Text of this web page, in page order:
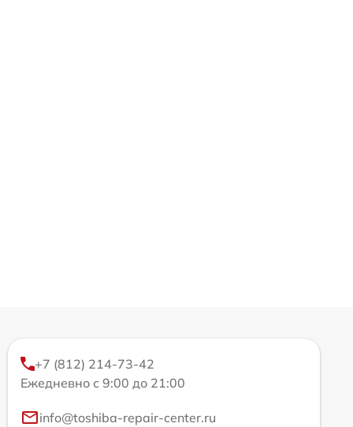
+7 (812) 214-73-42
Ежедневно с 9:00 до 21:00
info@toshiba-repair-center.ru